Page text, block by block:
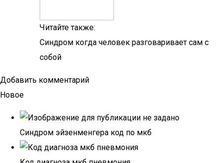
Читайте также:
Синдром когда человек разговаривает сам с
собой
Добавить комментарий
Новое
Синдром эйзенменгера код по мкб